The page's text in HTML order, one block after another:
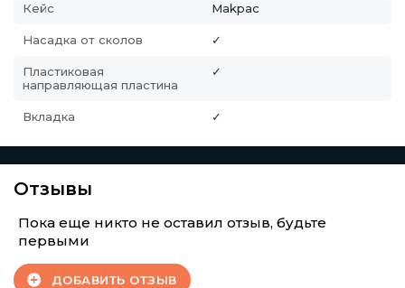
Кейс Makpac
Насадка от сколов ✓
Пластиковая
направляющая пластина
✓
Вкладка ✓
Отзывы
Пока еще никто не оставил отзыв, будьте
первыми
ДОБАВИТЬ ОТЗЫВ